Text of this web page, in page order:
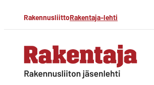
Siirry
suoraan
sisältöön
RakennusliittoRakentaja-lehti
Rakentaja-lehti